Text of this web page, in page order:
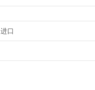
进口